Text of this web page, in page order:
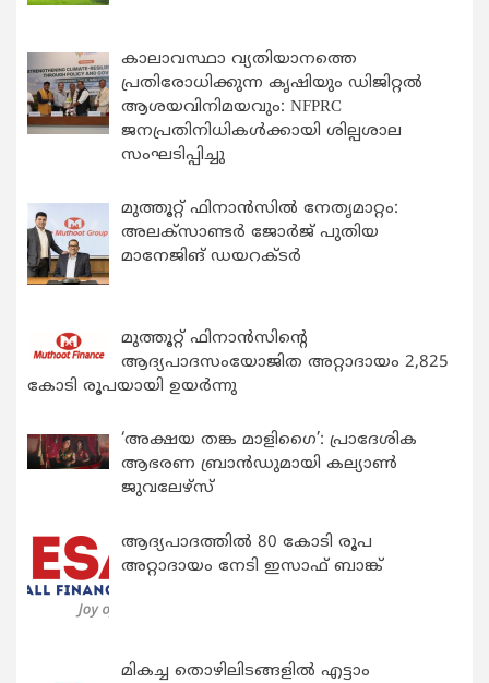
കാലാവസ്ഥാ വ്യതിയാനത്തെ
പ്രതിരോധിക്കുന്ന കൃഷിയും ഡിജിറ്റൽ
ആശയവിനിമയവും: NFPRC
ജനപ്രതിനിധികൾക്കായി ശില്പശാല
സംഘടിപ്പിച്ചു
മുത്തൂറ്റ് ഫിനാൻസിൽ നേതൃമാറ്റം:
അലക്സാണ്ടർ ജോർജ് പുതിയ
മാനേജിങ് ഡയറക്ടർ
മുത്തൂറ്റ് ഫിനാൻസിന്റെ
ആദ്യപാദസംയോജിത അറ്റാദായം 2,825
കോടി രൂപയായി ഉയർന്നു
‘അക്ഷയ തങ്ക മാളിഗൈ’: പ്രാദേശിക
ആഭരണ ബ്രാന്‍ഡുമായി കല്യാണ്‍
ജുവലേഴ്‌സ്
ആദ്യപാദത്തിൽ 80 കോടി രൂപ
അറ്റാദായം നേടി ഇസാഫ് ബാങ്ക്
മികച്ച തൊഴിലിടങ്ങളിൽ എട്ടാം